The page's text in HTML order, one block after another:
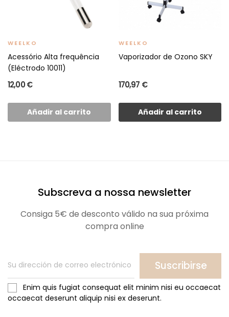
WEELKO
Acessório Alta frequência
(Eléctrodo 10011)
12,00 €
Añadir al carrito
WEELKO
Vaporizador de Ozono SKY
170,97 €
Añadir al carrito
Subscreva a nossa newsletter
Consiga 5€ de desconto válido na sua próxima
compra online
Suscribirse
Enim quis fugiat consequat elit minim nisi eu occaecat
occaecat deserunt aliquip nisi ex deserunt.